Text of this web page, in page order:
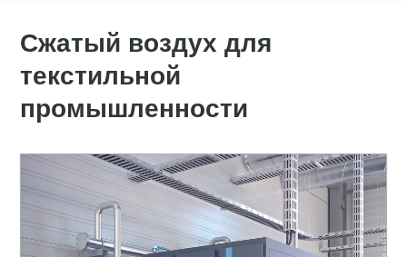
Сжатый воздух для
текстильной
промышленности